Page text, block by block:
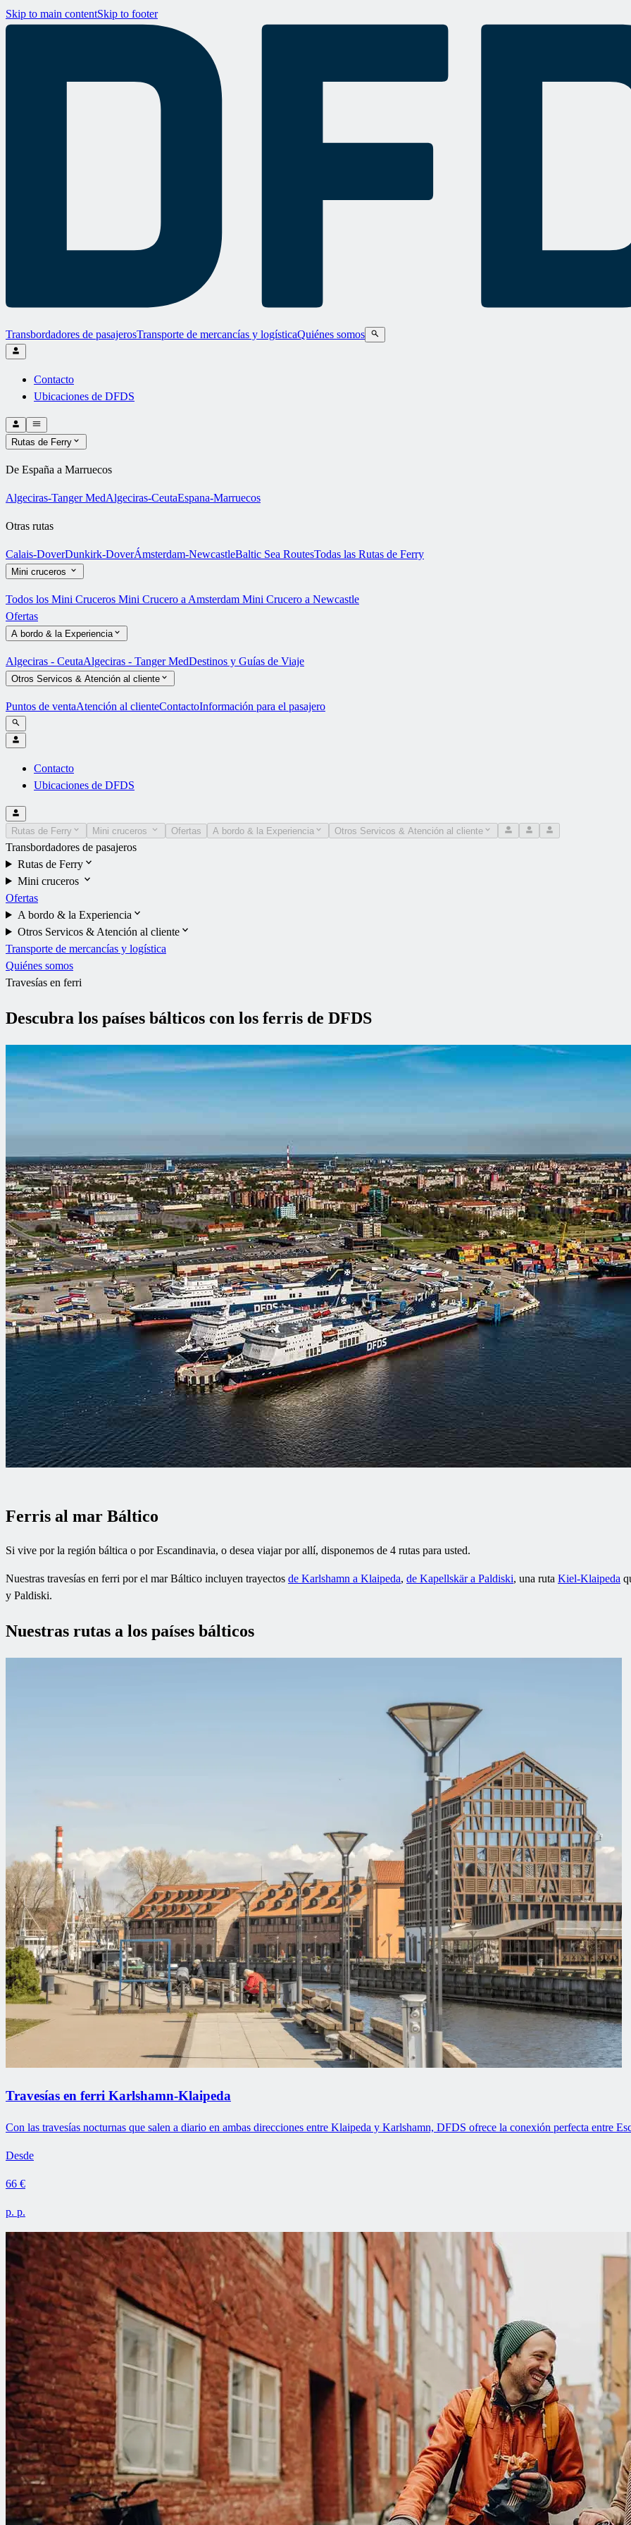
Skip to main contentSkip to footer
Transbordadores de pasajerosTransporte de mercancías y logísticaQuiénes somos
Contacto
Ubicaciones de DFDS
Rutas de Ferry
De España a Marruecos
Algeciras-Tanger MedAlgeciras-CeutaEspana-Marruecos
Otras rutas
Calais-DoverDunkirk-DoverÁmsterdam-NewcastleBaltic Sea RoutesTodas las Rutas de Ferry
Mini cruceros
Todos los Mini Cruceros Mini Crucero a Amsterdam Mini Crucero a Newcastle
Ofertas
A bordo & la Experiencia
Algeciras - CeutaAlgeciras - Tanger MedDestinos y Guías de Viaje
Otros Servicos & Atención al cliente
Puntos de ventaAtención al clienteContactoInformación para el pasajero
Contacto
Ubicaciones de DFDS
Rutas de Ferry Mini cruceros Ofertas A bordo & la Experiencia Otros Servicos & Atención al cliente
Transbordadores de pasajeros
Rutas de Ferry
Mini cruceros
Ofertas
A bordo & la Experiencia
Otros Servicos & Atención al cliente
Transporte de mercancías y logística
Quiénes somos
Travesías en ferri
Descubra los países bálticos con los ferris de DFDS
Ferris al mar Báltico
Si vive por la región báltica o por Escandinavia, o desea viajar por allí, disponemos de 4 rutas para usted.
Nuestras travesías en ferri por el mar Báltico incluyen trayectos de Karlshamn a Klaipeda, de Kapellskär a Paldiski, una ruta Kiel-Klaipeda
y Paldiski.
Nuestras rutas a los países bálticos
Travesías en ferri Karlshamn-Klaipeda
Con las travesías nocturnas que salen a diario en ambas direcciones entre Klaipeda y Karlshamn, DFDS ofrece la conexión perfecta entre
Desde
66 €
p. p.